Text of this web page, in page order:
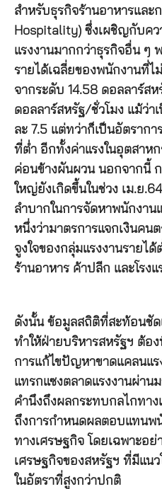
สำหรับธุรกิจร้านอาหารและ
Hospitality) ซึ่งเผชิญกับคว
แรงงานมากกว่าธุรกิจอื่น ๆ
รายได้เฉลี่ยของพนักงานที่ไ
จากระดับ 14.58 ดอลลาร์ส
ดอลลาร์สหรัฐ/ชั่วโมง แม้ว่า
ละ 7.5 แต่ทว่าก็เป็นอัตรากา
ที่ต่ำ อีกทั้งค่าแรงในอุตสาห
ค่อนข้างผันผวน นอกจากนี้
ใหญ่ยังเกิดขึ้นในช่วง เม.ย
ลำบากในการจัดหาพนักงาน
หนึ่งว่ามาตรการแจกเงินคน
จูงใจของกลุ่มแรงงานรายไ
ร้านอาหาร ค้าปลีก และโรงแ
ดังนั้น ข้อมูลสถิติที่สะท้อนชั
ทำให้ฝ่ายบริหารสหรัฐฯ ต้อ
การแก้ไขปัญหาขาดแคลนแ
แทรกแซงตลาดแรงงานผ่าน
คำนึงถึงผลกระทบกลไกทาง
ถึงการกำหนดผลตอบแทน
ทางเศรษฐกิจ โดยเฉพาะอ
เศรษฐกิจของสหรัฐฯ ที่มีแน
ในอัตราที่สูงกว่าปกติ